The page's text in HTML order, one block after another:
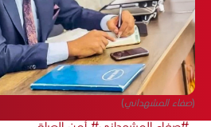
(صفاء المشهداني)